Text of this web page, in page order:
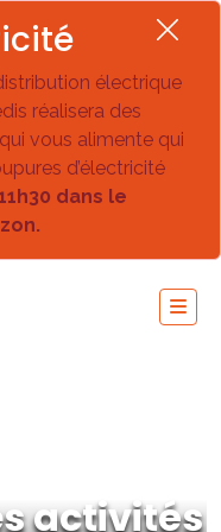
électrique
réalisera des
vous alimente qui
d’électricité
dans le
activités